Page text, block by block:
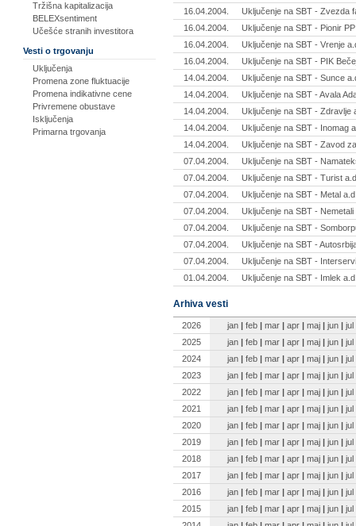
Tržišna kapitalizacija
BELEXsentiment
Učešće stranih investitora
Vesti o trgovanju
Uključenja
Promena zone fluktuacije
Promena indikativne cene
Privremene obustave
Isključenja
Primarna trgovanja
16.04.2004.
Uključenje na SBT - Zvezda
16.04.2004.
Uključenje na SBT - Pionir
16.04.2004.
Uključenje na SBT - Vrenje
16.04.2004.
Uključenje na SBT - PIK
14.04.2004.
Uključenje na SBT - Sunce
14.04.2004.
Uključenje na SBT - Avala
14.04.2004.
Uključenje na SBT - Zdravlje
14.04.2004.
Uključenje na SBT - Inomag
14.04.2004.
Uključenje na SBT - Zavod
07.04.2004.
Uključenje na SBT -
07.04.2004.
Uključenje na SBT - Turist
07.04.2004.
Uključenje na SBT - Metal
07.04.2004.
Uključenje na SBT - Nemetali
07.04.2004.
Uključenje na SBT -
07.04.2004.
Uključenje na SBT -
07.04.2004.
Uključenje na SBT -
01.04.2004.
Uključenje na SBT - Imlek
Arhiva vesti
2026 jan | feb | mar | apr | maj | jun | jul
2025
jan | feb | mar | apr | maj | jun | jul
2024
jan | feb | mar | apr | maj | jun | jul
2023
jan | feb | mar | apr | maj | jun | jul
2022
jan | feb | mar | apr | maj | jun | jul
2021
jan | feb | mar | apr | maj | jun | jul
2020
jan | feb | mar | apr | maj | jun | jul
2019
jan | feb | mar | apr | maj | jun | jul
2018
jan | feb | mar | apr | maj | jun | jul
2017
jan | feb | mar | apr | maj | jun | jul
2016
jan | feb | mar | apr | maj | jun | jul
2015
jan | feb | mar | apr | maj | jun | jul